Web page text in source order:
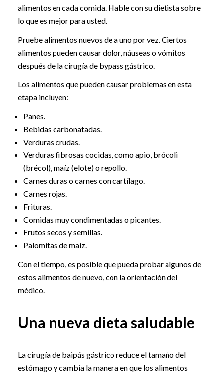
alimentos en cada comida. Hable con su dietista sobre
lo que es mejor para usted.
Pruebe alimentos nuevos de a uno por vez. Ciertos
alimentos pueden causar dolor, náuseas o vómitos
después de la cirugía de bypass gástrico.
Los alimentos que pueden causar problemas en esta
etapa incluyen:
Panes.
Bebidas carbonatadas.
Verduras crudas.
Verduras fibrosas cocidas, como apio, brócoli
(brécol), maíz (elote) o repollo.
Carnes duras o carnes con cartílago.
Carnes rojas.
Frituras.
Comidas muy condimentadas o picantes.
Frutos secos y semillas.
Palomitas de maíz.
Con el tiempo, es posible que pueda probar algunos de
estos alimentos de nuevo, con la orientación del
médico.
Una nueva dieta saludable
La cirugía de baipás gástrico reduce el tamaño del
estómago y cambia la manera en que los alimentos